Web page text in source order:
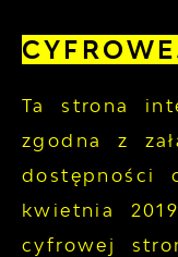
Ta strona
zgodna z
dostępności
kwietnia
cyfrowej